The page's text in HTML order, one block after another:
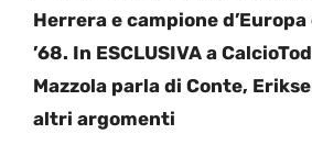
Herrera e campione
’68. In ESCLUSIVA a
Mazzola parla di Conte,
altri argomenti